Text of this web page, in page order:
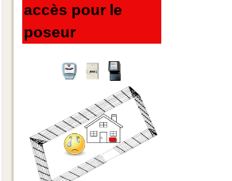
accès pour le
poseur